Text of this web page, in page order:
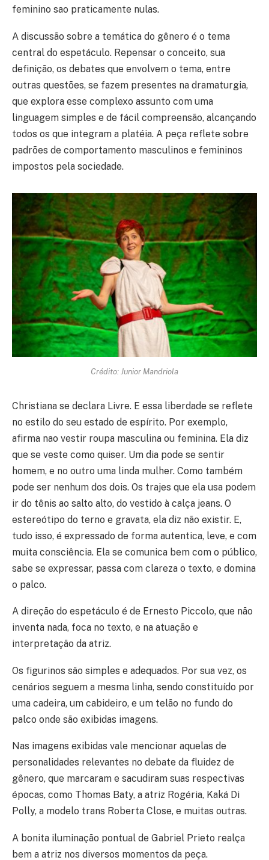
feminino sao praticamente nulas.
A discussão sobre a temática do gênero é o tema
central do espetáculo. Repensar o conceito, sua
definição, os debates que envolvem o tema, entre
outras questões, se fazem presentes na dramaturgia,
que explora esse complexo assunto com uma
linguagem simples e de fácil compreensão, alcançando
todos os que integram a platéia. A peça reflete sobre
padrões de comportamento masculinos e femininos
impostos pela sociedade.
Crédito: Junior Mandriola
Christiana se declara Livre. E essa liberdade se reflete
no estilo do seu estado de espírito. Por exemplo,
afirma nao vestir roupa masculina ou feminina. Ela diz
que se veste como quiser. Um dia pode se sentir
homem, e no outro uma linda mulher. Como também
pode ser nenhum dos dois. Os trajes que ela usa podem
ir do tênis ao salto alto, do vestido à calça jeans. O
estereótipo do terno e gravata, ela diz não existir. E,
tudo isso, é expressado de forma autentica, leve, e com
muita consciência. Ela se comunica bem com o público,
sabe se expressar, passa com clareza o texto, e domina
o palco.
A direção do espetáculo é de Ernesto Piccolo, que não
inventa nada, foca no texto, e na atuação e
interpretação da atriz.
Os figurinos são simples e adequados. Por sua vez, os
cenários seguem a mesma linha, sendo constituído por
uma cadeira, um cabideiro, e um telão no fundo do
palco onde são exibidas imagens.
Nas imagens exibidas vale mencionar aquelas de
personalidades relevantes no debate da fluidez de
gênero, que marcaram e sacudiram suas respectivas
épocas, como Thomas Baty, a atriz Rogéria, Kaká Di
Polly, a modelo trans Roberta Close, e muitas outras.
A bonita iluminação pontual de Gabriel Prieto realça
bem a atriz nos diversos momentos da peça.